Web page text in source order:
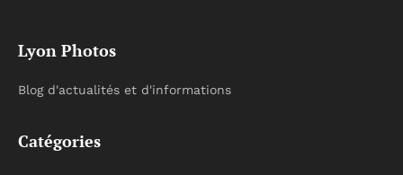
Lyon Photos
Blog d'actualités et d'informations
Catégories